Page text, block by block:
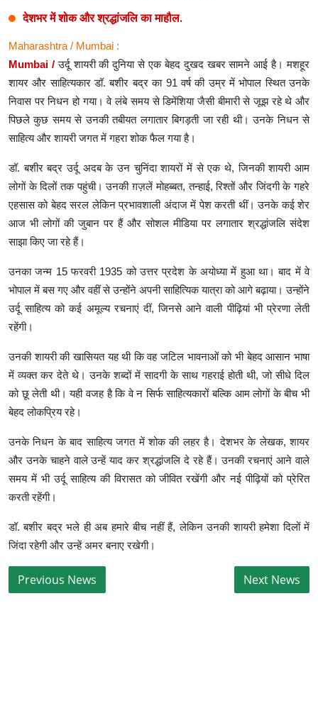
देशभर में शोक और श्रद्धांजलि का माहौल.
Maharashtra / Mumbai :
Mumbai /उर्दू शायरी की दुनिया से एक बेहद दुखद खबर सामने आई है। मशहूर
शायर और साहित्यकार डॉ. बशीर बद्र का 91 वर्ष की उम्र में भोपाल स्थित उनके
निवास पर निधन हो गया। वे लंबे समय से डिमेंशिया जैसी बीमारी से जूझ रहे थे और
पिछले कुछ समय से उनकी तबीयत लगातार बिगड़ती जा रही थी। उनके निधन से
साहित्य और शायरी जगत में गहरा शोक फैल गया है।
डॉ. बशीर बद्र उर्दू अदब के उन चुनिंदा शायरों में से एक थे, जिनकी शायरी आम
लोगों के दिलों तक पहुंची। उनकी ग़ज़लें मोहब्बत, तन्हाई, रिश्तों और जिंदगी के गहरे
एहसास को बेहद सरल लेकिन प्रभावशाली अंदाज में पेश करती थीं। उनके कई शेर
आज भी लोगों की जुबान पर हैं और सोशल मीडिया पर लगातार श्रद्धांजलि संदेश
साझा किए जा रहे हैं।
उनका जन्म 15 फरवरी 1935 को उत्तर प्रदेश के अयोध्या में हुआ था। बाद में वे
भोपाल में बस गए और वहीं से उन्होंने अपनी साहित्यिक यात्रा को आगे बढ़ाया। उन्होंने
उर्दू साहित्य को कई अमूल्य रचनाएं दीं, जिनसे आने वाली पीढ़ियां भी प्रेरणा लेती
रहेंगी।
उनकी शायरी की खासियत यह थी कि वह जटिल भावनाओं को भी बेहद आसान भाषा
में व्यक्त कर देते थे। उनके शब्दों में सादगी के साथ गहराई होती थी, जो सीधे दिल
को छू लेती थी। यही वजह है कि वे न सिर्फ साहित्यकारों बल्कि आम लोगों के बीच भी
बेहद लोकप्रिय रहे।
उनके निधन के बाद साहित्य जगत में शोक की लहर है। देशभर के लेखक, शायर
और उनके चाहने वाले उन्हें याद कर श्रद्धांजलि दे रहे हैं। उनकी रचनाएं आने वाले
समय में भी उर्दू साहित्य की विरासत को जीवित रखेंगी और नई पीढ़ियों को प्रेरित
करती रहेंगी।
डॉ. बशीर बद्र भले ही अब हमारे बीच नहीं हैं, लेकिन उनकी शायरी हमेशा दिलों में
जिंदा रहेगी और उन्हें अमर बनाए रखेगी।